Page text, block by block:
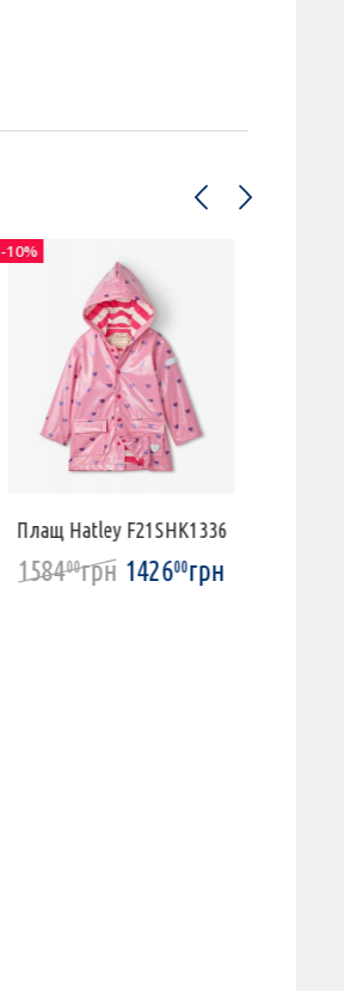
Плащ Hatley F21SHK1336
158400грн 142600грн
-10%